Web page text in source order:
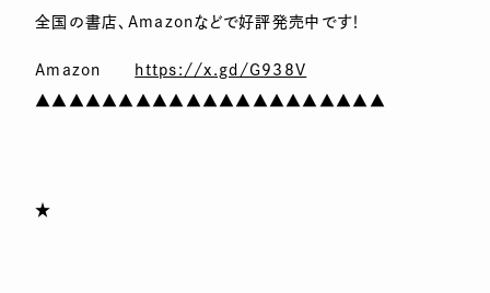
全国の書店、Amazonなどで好評発売中です！
Amazon
https://x.gd/G938V
▲▲▲▲▲▲▲▲▲▲▲▲▲▲▲▲▲▲▲▲▲
★